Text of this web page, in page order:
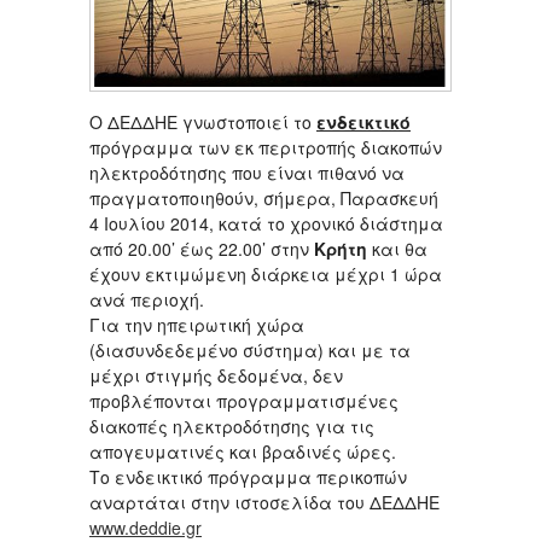
Ο ΔΕΔΔΗΕ γνωστοποιεί το ενδεικτικό
πρόγραμμα των εκ περιτροπής διακοπών
ηλεκτροδότησης που είναι πιθανό να
πραγματοποιηθούν, σήμερα, Παρασκευή
4 Ιουλίου 2014, κατά το χρονικό διάστημα
από 20.00’ έως 22.00’ στην Κρήτη και θα
έχουν εκτιμώμενη διάρκεια μέχρι 1 ώρα
ανά περιοχή.
Για την ηπειρωτική χώρα
(διασυνδεδεμένο σύστημα) και με τα
μέχρι στιγμής δεδομένα, δεν
προβλέπονται προγραμματισμένες
διακοπές ηλεκτροδότησης για τις
απογευματινές και βραδινές ώρες.
Το ενδεικτικό πρόγραμμα περικοπών
αναρτάται στην ιστοσελίδα του ΔΕΔΔΗΕ
www.deddie.gr